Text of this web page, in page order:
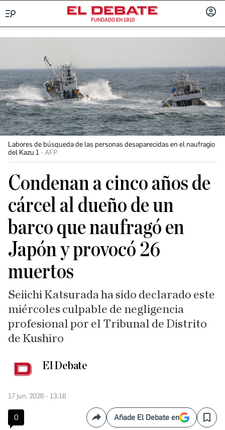
FUNDADO EN 1910
Labores de búsqueda de las personas desaparecidas en el naufragio
del Kazu 1
AFP
Condenan a cinco años de
cárcel al dueño de un
barco que naufragó en
Japón y provocó 26
muertos
Seiichi Katsurada ha sido declarado este
miércoles culpable de negligencia
profesional por el Tribunal de Distrito
de Kushiro
El Debate
17 jun. 2026 - 13:16
0 CompartirAñade El Debate en Save